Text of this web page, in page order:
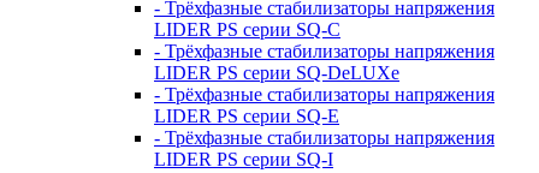
- Трёхфазные стабилизаторы напряжения
LIDER PS серии SQ-C
- Трёхфазные стабилизаторы напряжения
LIDER PS серии SQ-DeLUXe
- Трёхфазные стабилизаторы напряжения
LIDER PS серии SQ-E
- Трёхфазные стабилизаторы напряжения
LIDER PS серии SQ-I